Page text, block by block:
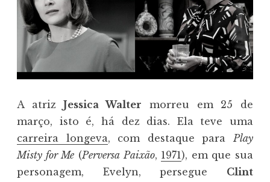
A atrizJessica Walter morreu em 25 de
março, isto é, há dez dias. Ela teve uma
carreira longeva, com destaque paraPlay
Misty for Me (Perversa Paixão, 1971), em que sua
personagem, Evelyn, persegue Clint